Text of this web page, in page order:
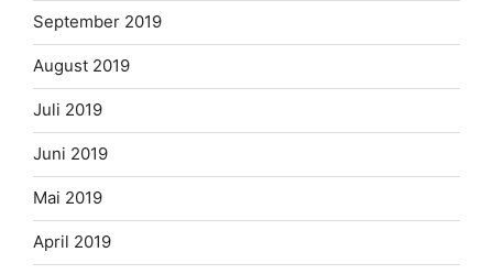
September 2019
August 2019
Juli 2019
Juni 2019
Mai 2019
April 2019